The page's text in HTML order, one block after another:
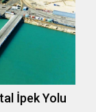
İpek Yolu